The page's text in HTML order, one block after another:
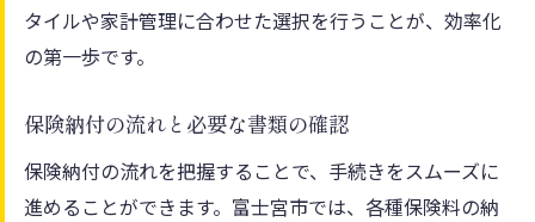
年金受給額と介護保険料の関係をわかりや
すく
特別徴収と普通徴収の保険納付の注意点
タイルや家計管理に合わせた選択を行うことが、効率化
の第一歩です。
保険納付の流れと必要な書類の確認
保険納付の流れを把握することで、手続きをスムーズに
進めることができます。富士宮市では、各種保険料の納